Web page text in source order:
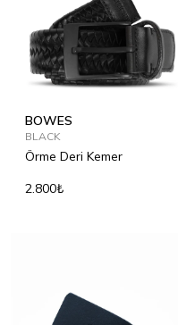
BOWES
BLACK
Örme Deri Kemer
2.800₺